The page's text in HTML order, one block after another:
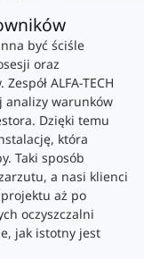
być ściśle
oraz
ALFA-TECH
analizy warunków
Dzięki temu
która
Taki sposób
a nasi klienci
aż po
oczyszczalni
jak istotny jest